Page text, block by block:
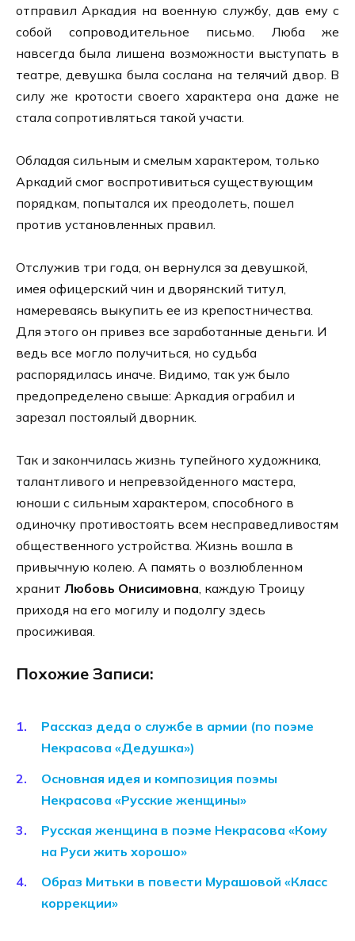
отправил Аркадия на военную службу, дав ему с
собой сопроводительное письмо. Люба же
навсегда была лишена возможности выступать в
театре, девушка была сослана на телячий двор. В
силу же кротости своего характера она даже не
стала сопротивляться такой участи.
Обладая сильным и смелым характером, только
Аркадий смог воспротивиться существующим
порядкам, попытался их преодолеть, пошел
против установленных правил.
Отслужив три года, он вернулся за девушкой,
имея офицерский чин и дворянский титул,
намереваясь выкупить ее из крепостничества.
Для этого он привез все заработанные деньги. И
ведь все могло получиться, но судьба
распорядилась иначе. Видимо, так уж было
предопределено свыше: Аркадия ограбил и
зарезал постоялый дворник.
Так и закончилась жизнь тупейного художника,
талантливого и непревзойденного мастера,
юноши с сильным характером, способного в
одиночку противостоять всем несправедливостям
общественного устройства. Жизнь вошла в
привычную колею. А память о возлюбленном
хранит Любовь Онисимовна, каждую Троицу
приходя на его могилу и подолгу здесь
просиживая.
Похожие Записи:
Рассказ деда о службе в армии (по поэме
Некрасова «Дедушка»)
Основная идея и композиция поэмы
Некрасова «Русские женщины»
Русская женщина в поэме Некрасова «Кому
на Руси жить хорошо»
Образ Митьки в повести Мурашовой «Класс
коррекции»